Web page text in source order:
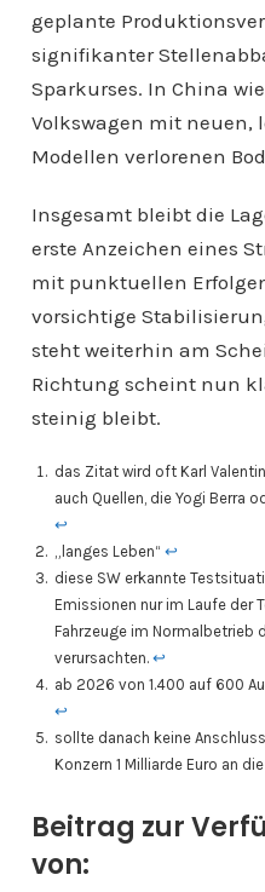
geplante
signifikanter
Sparkurses. In China
Volkswagen mit neuen,
Modellen verlorenen
Insgesamt bleibt die
erste Anzeichen eines
mit punktuellen
vorsichtige
steht weiterhin am
Richtung scheint nun
steinig bleibt.
das Zitat wird oft Karl
auch Quellen, die Yogi Berra
↩︎
„langes Leben“ ↩︎
diese SW erkannte
Emissionen nur im Laufe der
Fahrzeuge im Normalbetrieb
verursachten. ↩︎
ab 2026 von 1.400 auf 600
↩︎
sollte danach keine
Konzern 1 Milliarde Euro an
Beitrag zur
von: